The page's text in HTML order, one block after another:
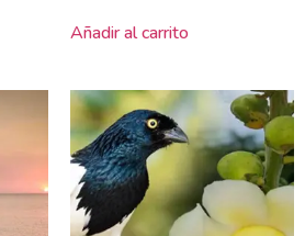
Añadir al carrito